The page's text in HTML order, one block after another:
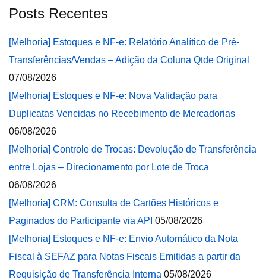
Posts Recentes
[Melhoria] Estoques e NF-e: Relatório Analítico de Pré-
Transferências/Vendas – Adição da Coluna Qtde Original
07/08/2026
[Melhoria] Estoques e NF-e: Nova Validação para
Duplicatas Vencidas no Recebimento de Mercadorias
06/08/2026
[Melhoria] Controle de Trocas: Devolução de Transferência
entre Lojas – Direcionamento por Lote de Troca
06/08/2026
[Melhoria] CRM: Consulta de Cartões Históricos e
Paginados do Participante via API 05/08/2026
[Melhoria] Estoques e NF-e: Envio Automático da Nota
Fiscal à SEFAZ para Notas Fiscais Emitidas a partir da
Requisição de Transferência Interna 05/08/2026